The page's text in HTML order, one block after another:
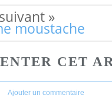
moustache
CET
Ajouter un commentaire